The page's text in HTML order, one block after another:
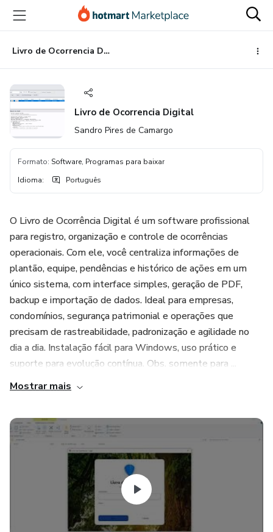
para
conteúdo
principal
para
pagamento
para
rodapé
Livro de Ocorrencia Digital
Livro de Ocorrencia Digital
Sandro Pires de Camargo
Formato: Software, Programas para baixar
Idioma: Português
O Livro de Ocorrência Digital é um software profissional
para registro, organização e controle de ocorrências
operacionais. Com ele, você centraliza informações de
plantão, equipe, pendências e histórico de ações em um
único sistema, com interface simples, geração de PDF,
backup e importação de dados. Ideal para empresas,
condomínios, segurança patrimonial e operações que
precisam de rastreabilidade, padronização e agilidade no
dia a dia. Instalação fácil para Windows, uso prático e
suporte para evolução contínua. Obs. somente para ...
Mostrar mais